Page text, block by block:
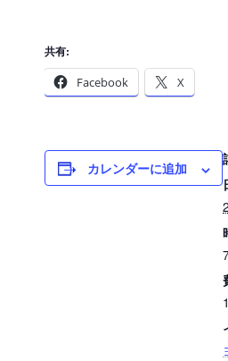
共有:
Facebook
X
カレンダーに追加